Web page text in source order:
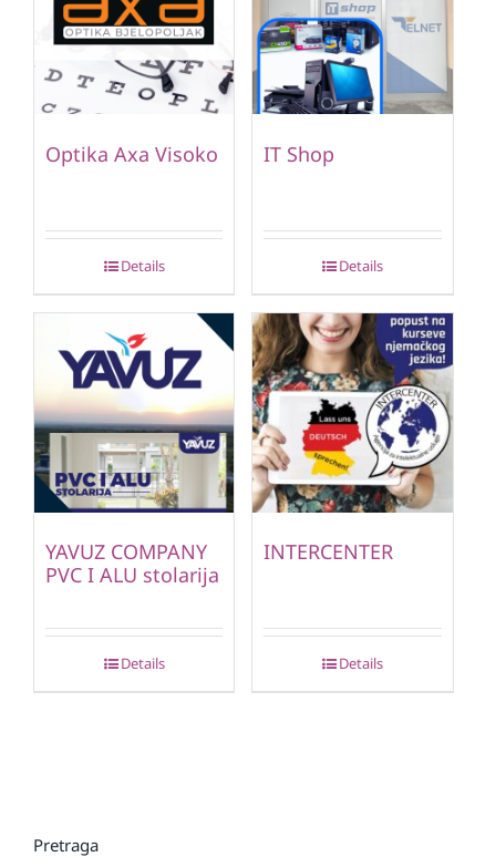
Optika Axa Visoko
Details
IT Shop
Details
YAVUZ COMPANY
PVC I ALU stolarija
Details
INTERCENTER
Details
Pretraga